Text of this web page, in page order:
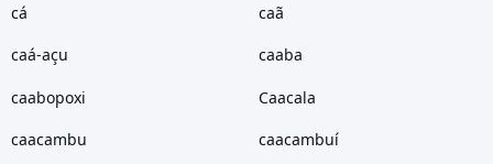
cá caã
caá-açu caaba
caabopoxi Caacala
caacambu caacambuí